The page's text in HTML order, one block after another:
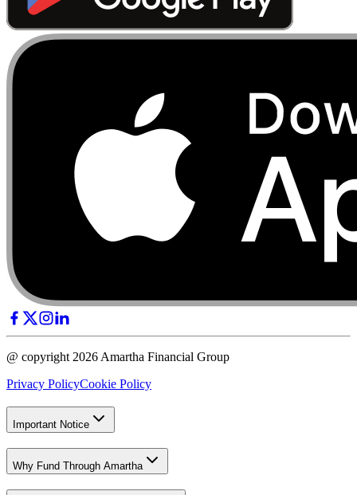
@ copyright 2026 Amartha Financial Group
Privacy PolicyCookie Policy
Important Notice
Why Fund Through Amartha